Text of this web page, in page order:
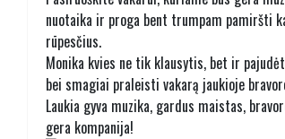
nuotaika ir proga bent trumpam pamiršti
rūpesčius.
Monika kvies ne tik klausytis, bet ir
bei smagiai praleisti vakarą jaukioje
Laukia gyva muzika, gardus maistas,
gera kompanija!